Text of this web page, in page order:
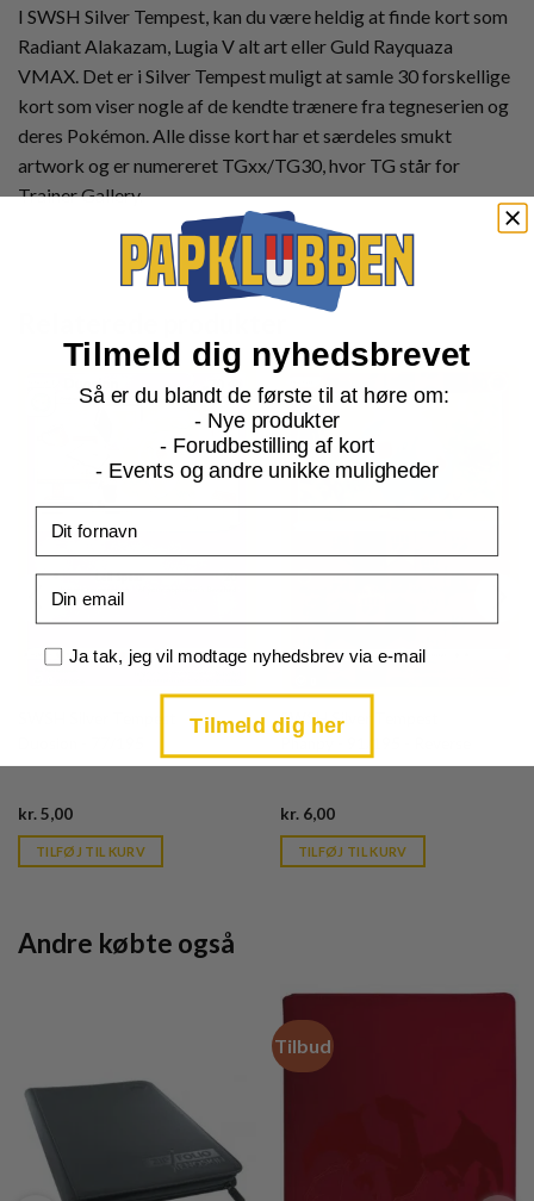
I SWSH Silver Tempest, kan du være heldig at finde kort som
Radiant Alakazam, Lugia V alt art eller Guld Rayquaza
VMAX. Det er i Silver Tempest muligt at samle 30 forskellige
kort som viser nogle af de kendte trænere fra tegneserien og
deres Pokémon. Alle disse kort har et særdeles smukt
artwork og er numereret TGxx/TG30, hvor TG står for
Trainer Gallery.
kr.5,00Current
is:
kr. 39,95.
TILFØJ TIL KURV
SWSH Silver Tempest
Phanpy - 91/195 - Reverse
kr.6,00Current
is:
kr. 39,95.
TILFØJ TIL KURV
Andre købte også
Tilbud
Tilmeld dig nyhedsbrevet
Så er du blandt de første til at høre om:
- Nye produkter
- Forudbestilling af kort
- Events og andre unikke muligheder
Samtykke
Ja tak, jeg vil modtage nyhedsbrev via e-mail
Tilmeld dig her